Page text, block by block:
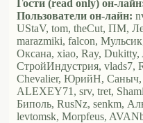
Гости (read only) он-
Пользователи он-лайн:
UStaV, tom, theCut, ПМ,
marazmiki, falcon,
Оксана, xiao, Ray,
СтройИндустрия, vlads7,
Chevalier, ЮрийН, Саныч,
ALEXEY71, srv, tret,
Биполь, RusNz, senkm,
levtomsk, Morpfeus,